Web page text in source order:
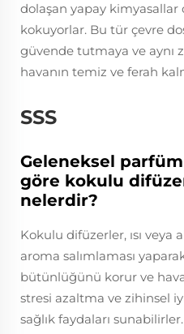
dolaşan yapay
kokuyorlar. Bu tür çevre
güvende tutmaya ve aynı
havanın temiz ve ferah
SSS
Geleneksel
göre kokulu
nelerdir?
Kokulu difüzerler, ısı veya
aroma salımlaması
bütünlüğünü korur ve
stresi azaltma ve zihinsel
sağlık faydaları sunabilirler.